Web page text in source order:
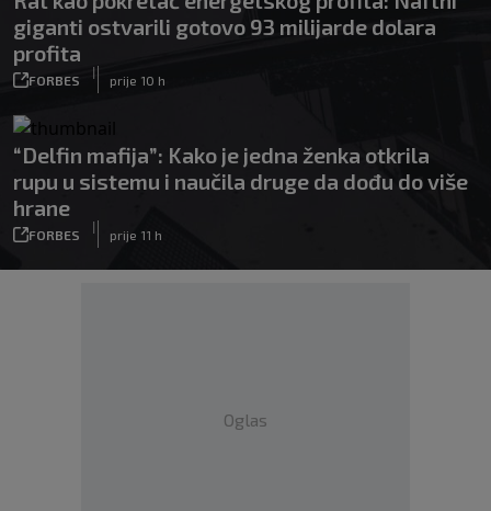
giganti ostvarili gotovo 93 milijarde dolara
profita
FORBES
|
prije 10 h
“Delfin mafija”: Kako je jedna ženka otkrila
rupu u sistemu i naučila druge da dođu do više
hrane
FORBES
|
prije 11 h
Oglas